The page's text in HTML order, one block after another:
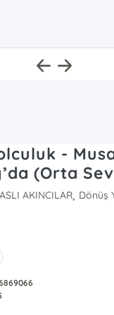
-
(Orta
ASLI AKINCILAR, Dönüş